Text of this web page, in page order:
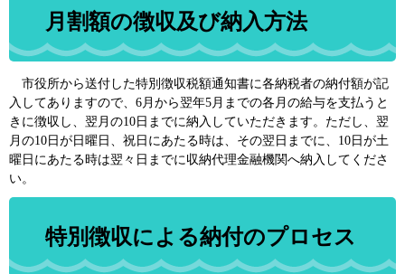
月割額の徴収及び納入方法
市役所から送付した特別徴収税額通知書に各納税者の納付額が記
入してありますので、6月から翌年5月までの各月の給与を支払うと
きに徴収し、翌月の10日までに納入していただきます。ただし、翌
月の10日が日曜日、祝日にあたる時は、その翌日までに、10日が土
曜日にあたる時は翌々日までに収納代理金融機関へ納入してくださ
い。
特別徴収による納付のプロセス